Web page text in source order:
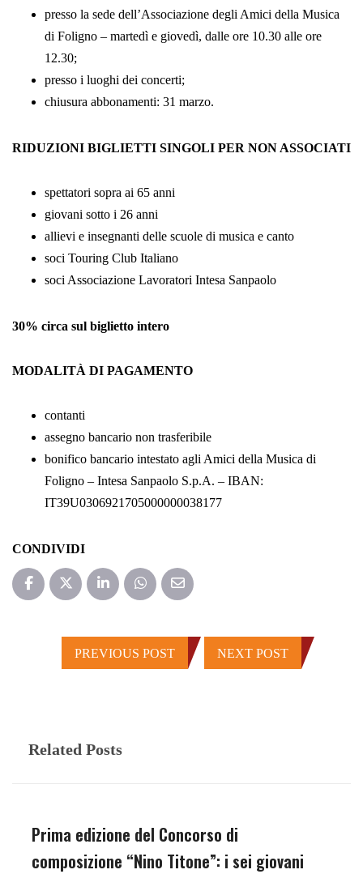
presso la sede dell’Associazione degli Amici della Musica
di Foligno – martedì e giovedì, dalle ore 10.30 alle ore
12.30;
presso i luoghi dei concerti;
chiusura abbonamenti: 31 marzo.
RIDUZIONI BIGLIETTI SINGOLI PER NON ASSOCIATI
spettatori sopra ai 65 anni
giovani sotto i 26 anni
allievi e insegnanti delle scuole di musica e canto
soci Touring Club Italiano
soci Associazione Lavoratori Intesa Sanpaolo
30% circa sul biglietto intero
MODALITÀ DI PAGAMENTO
contanti
assegno bancario non trasferibile
bonifico bancario intestato agli Amici della Musica di
Foligno – Intesa Sanpaolo S.p.A. – IBAN:
IT39U0306921705000000038177
CONDIVIDI
PREVIOUS POST NEXT POST
Related Posts
Prima edizione del Concorso di
composizione “Nino Titone”: i sei giovani